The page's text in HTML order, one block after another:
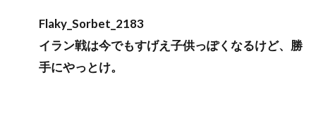
Flaky_Sorbet_2183
イラン戦は今でもすげえ子供っぽくなるけど、勝
手にやっとけ。